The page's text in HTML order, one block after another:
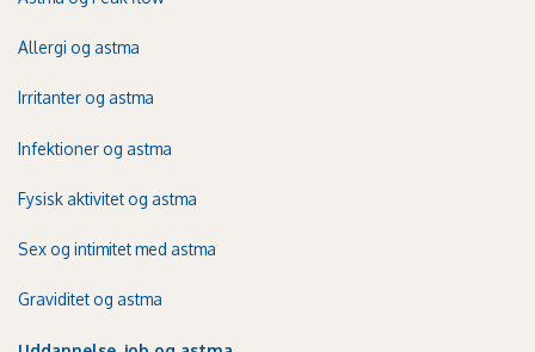
Allergi og astma
Irritanter og astma
Infektioner og astma
Fysisk aktivitet og astma
Sex og intimitet med astma
Graviditet og astma